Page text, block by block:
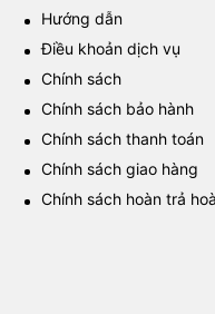
Hướng dẫn
Điều khoản dịch vụ
Chính sách
Chính sách bảo hành
Chính sách thanh toán
Chính sách giao hàng
Chính sách hoàn trả